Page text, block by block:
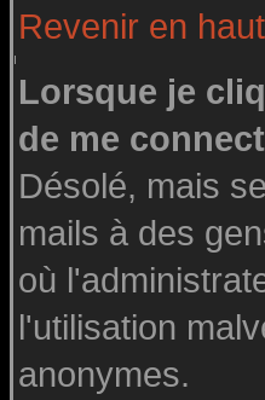
Revenir en haut
Lorsque je
de me
Désolé, mais
mails à des
où
l'utilisation
anonymes.